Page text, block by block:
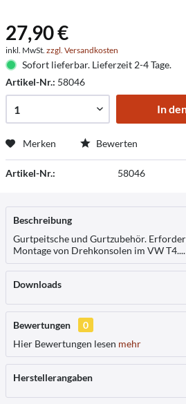
27,90 €
inkl. MwSt. zzgl. Versandkosten
Sofort lieferbar. Lieferzeit 2-4 Tage.
Artikel-Nr.: 58046
In
Merken Bewerten
Artikel-Nr.: 58046
Beschreibung
Gurtpeitsche und Gurtzubehör.
Montage von Drehkonsolen im VW T4....
Downloads
Bewertungen
0
Hier Bewertungen lesen mehr
Herstellerangaben